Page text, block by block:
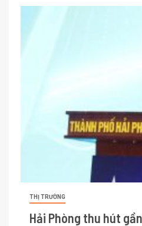
THỊ TRƯỜNG
Hải Phòng thu hút